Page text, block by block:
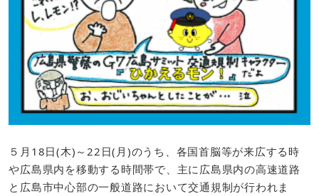
​５月18日(木)～22日(月)のうち、各国首脳等が来広する時
や広島県内を移動する時間帯で、主に広島県内の高速道路
と広島市中心部の一般道路において交通規制が行われま